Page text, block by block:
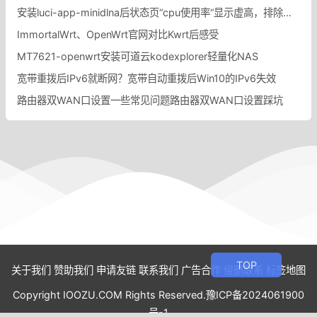
安装luci-app-minidlna后状态页“cpu使用率“显示虚高，排除过程记录。
ImmortalWrt、OpenWrt官网对比Kwrt后感受
MT7621-openwrt安装可道云kodexplorer轻量化NAS
宽带重拨后IPv6就断网？宽带自动重拨后Win10的IPv6失效
路由器双WAN口设置一些常见问题路由器双WAN口设置踩坑
关于我们 赞助我们 申请友链 联系我们 广告合作 侵删联系 标签地图
Copyright IOOZU.COM Rights Reserved.豫ICP备2024061900
号-1